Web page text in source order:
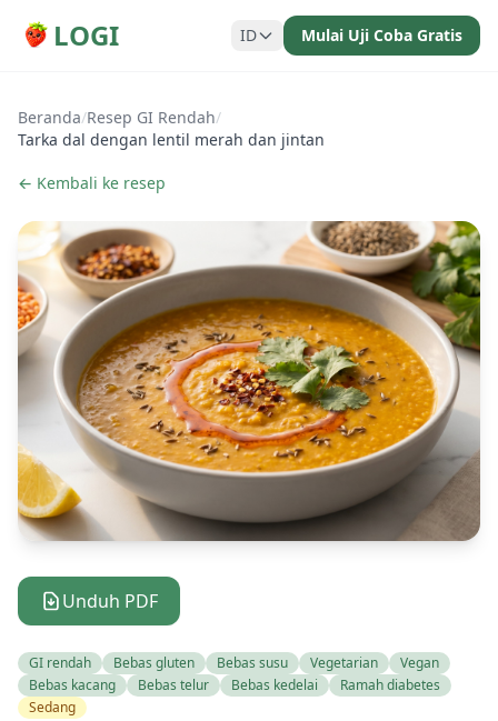
LOGI ID Mulai Uji Coba Gratis
Beranda/Resep GI Rendah/
Tarka dal dengan lentil merah dan jintan
← Kembali ke resep
Unduh PDF
GI rendah Bebas gluten Bebas susu Vegetarian
Vegan
Bebas kacang
Bebas telur Bebas kedelai
Ramah diabetes
Sedang